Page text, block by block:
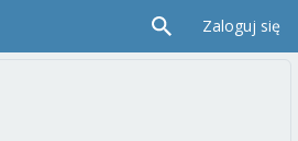
Zaloguj się